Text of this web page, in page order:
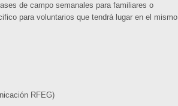
de campo semanales para familiares o
para voluntarios que tendrá lugar en el mismo
RFEG)